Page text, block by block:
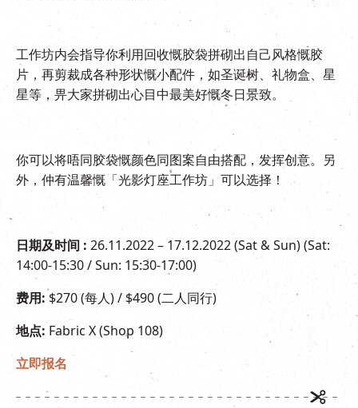
工作坊内会指导你利用回收慨胶袋拼砌出自己风格慨胶
片，再剪裁成各种形状慨小配件，如圣诞树、礼物盒、星
星等，畀大家拼砌出心目中最美好慨冬日景致。
你可以将唔同胶袋慨颜色同图案自由搭配，发挥创意。另
外，仲有温馨慨「光影灯座工作坊」可以选择！
日期及时间 : 26.11.2022 – 17.12.2022 (Sat & Sun) (Sat:
14:00-15:30 / Sun: 15:30-17:00)
费用: $270 (每人) / $490 (二人同行)
地点: Fabric X (Shop 108)
立即报名